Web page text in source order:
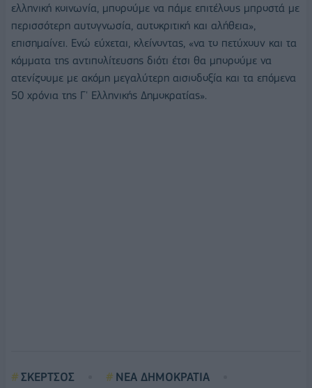
ελληνική κοινωνία, μπορούμε να πάμε επιτέλους μπροστά με
περισσότερη αυτογνωσία, αυτοκριτική και αλήθεια»,
επισημαίνει. Ενώ εύχεται, κλείνοντας, «να το πετύχουν και τα
κόμματα της αντιπολίτευσης διότι έτσι θα μπορούμε να
ατενίζουμε με ακόμη μεγαλύτερη αισιοδοξία και τα επόμενα
50 χρόνια της Γ' Ελληνικής Δημοκρατίας».
ΣΚΕΡΤΣΟΣ
ΝΕΑ ΔΗΜΟΚΡΑΤΙΑ